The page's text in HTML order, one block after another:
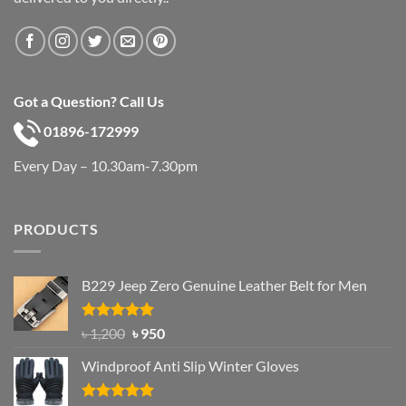
Got a Question? Call Us
01896-172999
Every Day – 10.30am-7.30pm
PRODUCTS
B229 Jeep Zero Genuine Leather Belt for Men
Rated4.92
out of 5
৳1,200 Original
was:
৳ 1,200.
৳950Current
is:
Windproof Anti Slip Winter Gloves